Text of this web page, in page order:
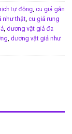
tự động cu giả gắn
như thật cu giả rung
dương vật giả đa
dương vật giả như